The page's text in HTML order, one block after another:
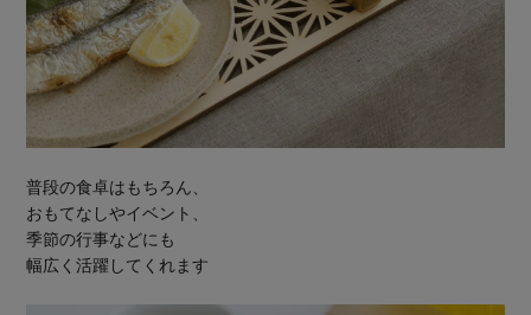
普段の食卓はもちろん、
おもてなしやイベント、
季節の行事などにも
幅広く活躍してくれます